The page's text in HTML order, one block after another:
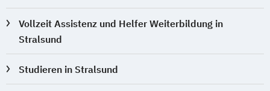
Vollzeit Assistenz und Helfer Weiterbildung in
Stralsund
Studieren in Stralsund